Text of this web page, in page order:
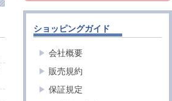
ショッピングガイド
会社概要
販売規約
保証規定